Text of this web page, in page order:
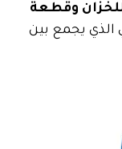
وقطعة
الذي يجمع بين